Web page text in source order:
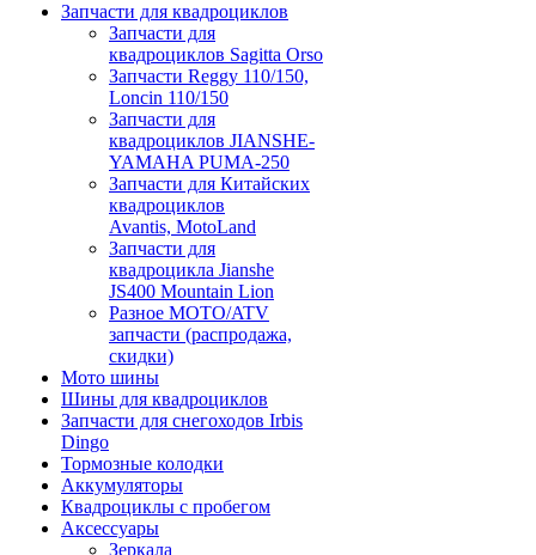
Запчасти для квадроциклов
Запчасти для
квадроциклов Sagitta Orso
Запчасти Reggy 110/150,
Loncin 110/150
Запчасти для
квадроциклов JIANSHE-
YAMAHA PUMA-250
Запчасти для Китайских
квадроциклов
Avantis, MotoLand
Запчасти для
квадроцикла Jianshe
JS400 Mountain Lion
Разное МОТО/ATV
запчасти (распродажа,
скидки)
Мото шины
Шины для квадроциклов
Запчасти для снегоходов Irbis
Dingo
Тормозные колодки
Аккумуляторы
Квадроциклы с пробегом
Аксессуары
Зеркала